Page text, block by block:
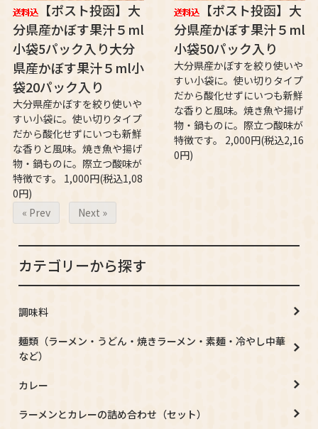
【ポスト投函】大
分県産かぼす果汁５ml
小袋5パック入り大分
県産かぼす果汁５ml小
袋20パック入り
大分県産かぼすを絞り使いや
すい小袋に。使い切りタイプ
だから酸化せずにいつも新鮮
な香りと風味。焼き魚や揚げ
物・鍋ものに。際立つ酸味が
特徴です。 1,000円(税込1,08
0円)
【ポスト投函】大
分県産かぼす果汁５ml
小袋50パック入り
大分県産かぼすを絞り使いや
すい小袋に。使い切りタイプ
だから酸化せずにいつも新鮮
な香りと風味。焼き魚や揚げ
物・鍋ものに。際立つ酸味が
特徴です。 2,000円(税込2,16
0円)
« Prev Next »
カテゴリーから探す
調味料
麺類（ラーメン・うどん・焼きラーメン・素麺・冷やし中華
など）
カレー
ラーメンとカレーの詰め合わせ（セット）